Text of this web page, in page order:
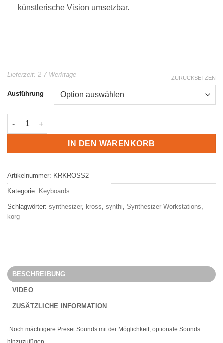
künstlerische Vision umsetzbar.
Lieferzeit: 2-7 Werktage
Ausführung
ZURÜCKSETZEN
KORG Synthesizer, KROSS2-61 / 88 Tasten Menge
IN DEN WARENKORB
Artikelnummer: KRKROSS2
Kategorie: Keyboards
Schlagwörter: synthesizer, kross synthi Synthesizer Workstations
korg
BESCHREIBUNG
VIDEO
ZUSÄTZLICHE INFORMATION
Noch mächtigere Preset Sounds mit der Möglichkeit, optionale Sounds
hinzuzufügen